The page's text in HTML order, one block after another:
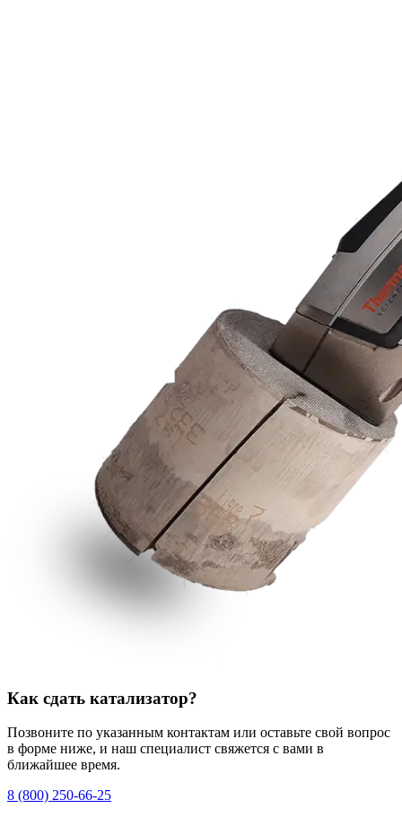
Как сдать катализатор?
Позвоните по указанным контактам или оставьте свой вопрос
в форме ниже, и наш специалист свяжется с вами в
ближайшее время.
8 (800) 250-66-25